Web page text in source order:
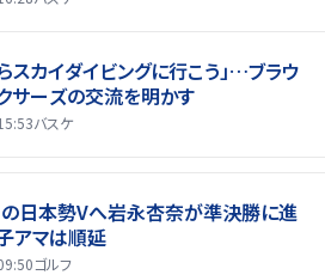
スカイダイビングに行こう」…ブラウ
サーズの交流を明かす
バスケ
日本勢Vへ岩永杏奈が準決勝に進
アマは順延
ゴルフ